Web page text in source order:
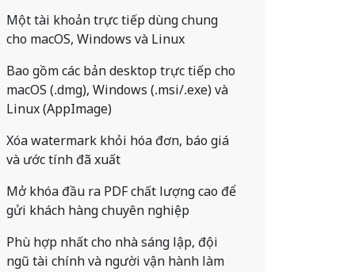
Một tài khoản trực tiếp dùng chung
cho macOS, Windows và Linux
Bao gồm các bản desktop trực tiếp cho
macOS (.dmg), Windows (.msi/.exe) và
Linux (AppImage)
Xóa watermark khỏi hóa đơn, báo giá
và ước tính đã xuất
Mở khóa đầu ra PDF chất lượng cao để
gửi khách hàng chuyên nghiệp
Phù hợp nhất cho nhà sáng lập, đội
ngũ tài chính và người vận hành làm